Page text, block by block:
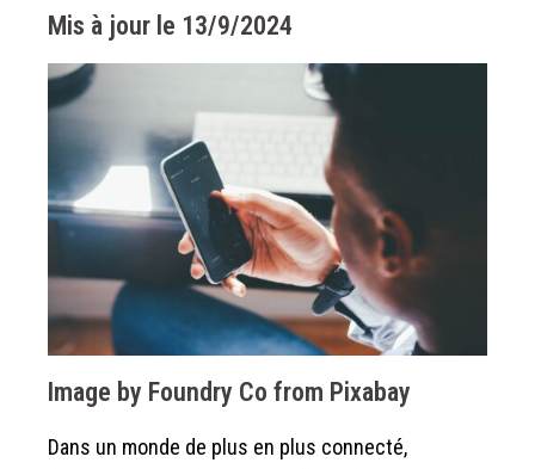
Mis à jour le 13/9/2024
Image by Foundry Co from Pixabay
Dans un monde de plus en plus connecté,